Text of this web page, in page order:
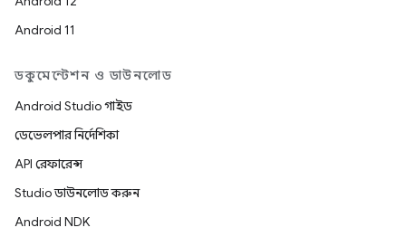
Android 11
ডকুমেন্টেশন ও ডাউনলোড
Android Studio গাইড
ডেভেলপার নির্দেশিকা
API রেফারেন্স
Studio ডাউনলোড করুন
Android NDK